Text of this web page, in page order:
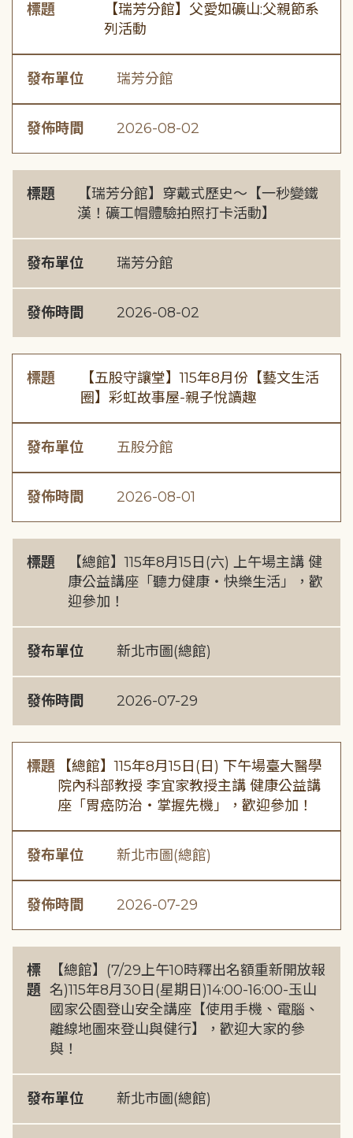
標題
【瑞芳分館】父愛如礦山:父親節系
列活動
發布單位 瑞芳分館
發佈時間 2026-08-02
標題
【瑞芳分館】穿戴式歷史〜【一秒變鐵
漢！礦工帽體驗拍照打卡活動】
發布單位 瑞芳分館
發佈時間 2026-08-02
標題
【五股守讓堂】115年8月份【藝文生活
圈】彩虹故事屋-親子悅讀趣
發布單位 五股分館
發佈時間 2026-08-01
標題
【總館】115年8月15日(六) 上午場主講 健
康公益講座「聽力健康・快樂生活」，歡
迎參加！
發布單位 新北市圖(總館)
發佈時間 2026-07-29
標題
【總館】115年8月15日(日) 下午場臺大醫學
院內科部教授 李宜家教授主講 健康公益講
座「胃癌防治・掌握先機」，歡迎參加！
發布單位 新北市圖(總館)
發佈時間 2026-07-29
標
題
【總館】(7/29上午10時釋出名額重新開放報
名)115年8月30日(星期日)14:00-16:00-玉山
國家公園登山安全講座【使用手機、電腦、
離線地圖來登山與健行】，歡迎大家的參
與！
發布單位 新北市圖(總館)